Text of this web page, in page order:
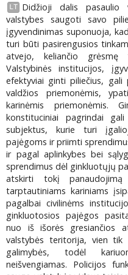
LT
Didžioji dalis pasaulio
valstybes saugoti savo
įgyvendinimas suponuoja,
turi būti pasirengusios
atvejo, keliančio grėsmę
Valstybinės institucijos,
efektyviai ginti piliečius, gali
valdžios priemonėmis,
karinėmis priemonėmis.
konstituciniai pagrindai
subjektus, kurie turi
pajėgoms ir priimti
ir pagal aplinkybes bei
sprendimus dėl ginkluotųjų
atskirti tokį
tarptautiniams kariniams
pagalbai civilinėms
ginkluotosios pajėgos
nuo iš išorės gresiančios
valstybės teritorija, vien tik
galimybės, todėl
neišvengiamas. Policijos